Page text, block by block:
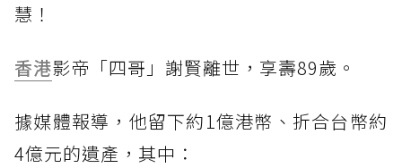
慧！
香港影帝「四哥」謝賢離世，享壽89歲。
據媒體報導，他留下約1億港幣、折合台幣約
4億元的遺產，其中：